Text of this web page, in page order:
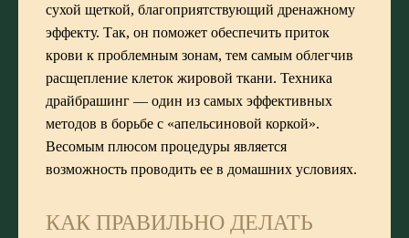
сухой щеткой, благоприятствующий дренажному
эффекту. Так, он поможет обеспечить приток
крови к проблемным зонам, тем самым облегчив
расщепление клеток жировой ткани. Техника
драйбрашинг — один из самых эффективных
методов в борьбе с «апельсиновой коркой».
Весомым плюсом процедуры является
возможность проводить ее в домашних условиях.
КАК ПРАВИЛЬНО ДЕЛАТЬ